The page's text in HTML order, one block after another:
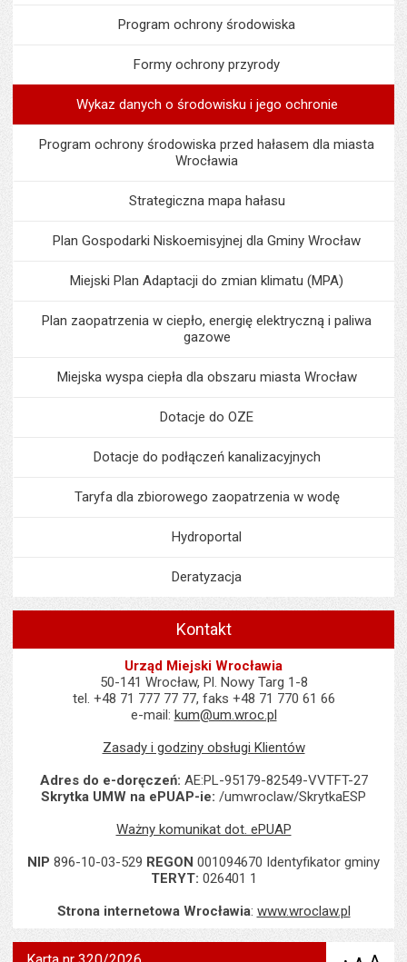
Program ochrony środowiska
Formy ochrony przyrody
Wykaz danych o środowisku i jego ochronie
Program ochrony środowiska przed hałasem dla miasta
Wrocławia
Strategiczna mapa hałasu
Plan Gospodarki Niskoemisyjnej dla Gminy Wrocław
Miejski Plan Adaptacji do zmian klimatu (MPA)
Plan zaopatrzenia w ciepło, energię elektryczną i paliwa
gazowe
Miejska wyspa ciepła dla obszaru miasta Wrocław
Dotacje do OZE
Dotacje do podłączeń kanalizacyjnych
Taryfa dla zbiorowego zaopatrzenia w wodę
Hydroportal
Deratyzacja
Kontakt
Urząd Miejski Wrocławia
50-141 Wrocław, Pl. Nowy Targ 1-8
tel. +48 71 777 77 77, faks +48 71 770 61 66
e-mail: kum@um.wroc.pl
Zasady i godziny obsługi Klientów
Adres do e-doręczeń: AE:PL-95179-82549-VVTFT-27
Skrytka UMW na ePUAP-ie: /umwroclaw/SkrytkaESP
Ważny komunikat dot. ePUAP
NIP 896-10-03-529 REGON 001094670 Identyfikator gminy
TERYT: 026401 1
Strona internetowa Wrocławia: www.wroclaw.pl